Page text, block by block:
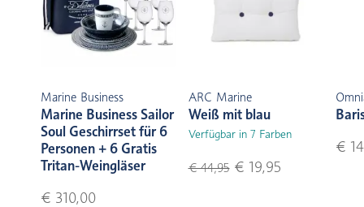
Marine Business
Marine Business Sailor
Soul Geschirrset für 6
Personen + 6 Gratis
Tritan-Weingläser
€ 310,00
ARC Marine
Weiß mit blau
Verfügbar in 7 Farben
€ 44,95€ 19,95
€